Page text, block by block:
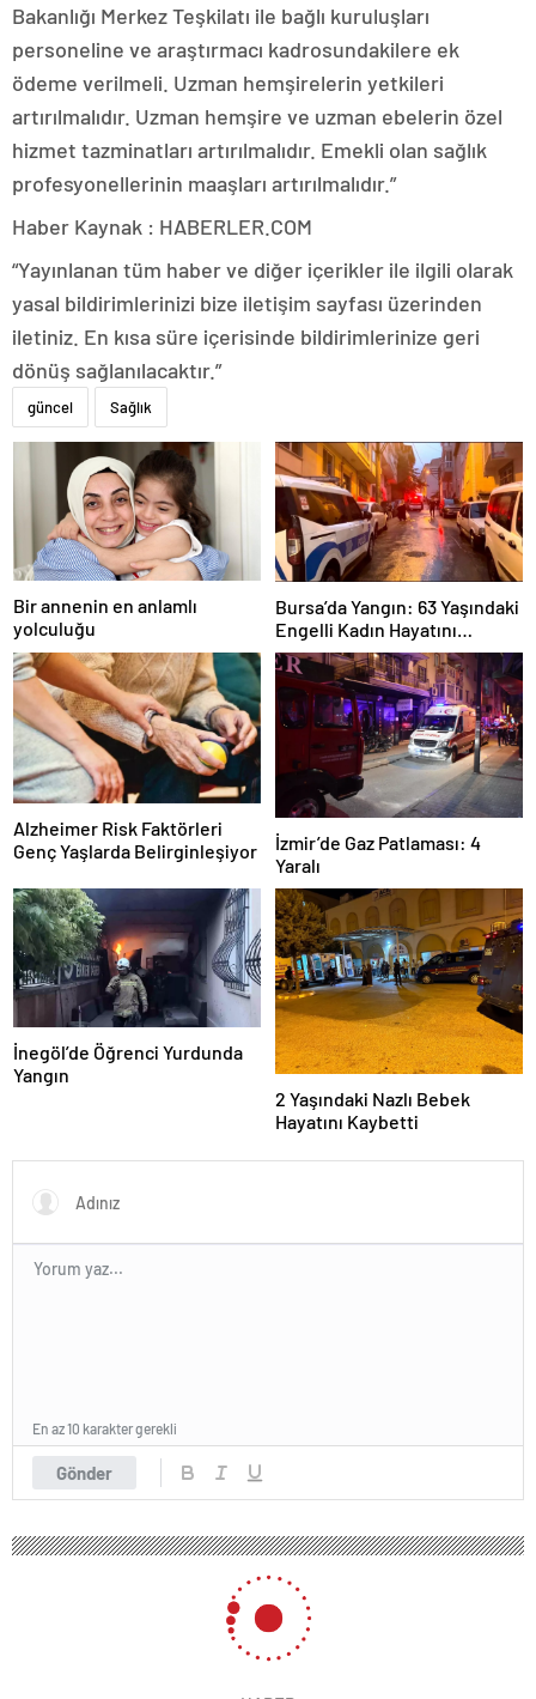
Bakanlığı Merkez Teşkilatı ile bağlı kuruluşları
personeline ve araştırmacı kadrosundakilere ek
ödeme verilmeli. Uzman hemşirelerin yetkileri
artırılmalıdır. Uzman hemşire ve uzman ebelerin özel
hizmet tazminatları artırılmalıdır. Emekli olan sağlık
profesyonellerinin maaşları artırılmalıdır.”
Haber Kaynak : HABERLER.COM
“Yayınlanan tüm haber ve diğer içerikler ile ilgili olarak
yasal bildirimlerinizi bize iletişim sayfası üzerinden
iletiniz. En kısa süre içerisinde bildirimlerinize geri
dönüş sağlanılacaktır.”
güncel Sağlık
Bir annenin en anlamlı
yolculuğu
Bursa’da Yangın: 63 Yaşındaki
Engelli Kadın Hayatını
Kaybetti
Alzheimer Risk Faktörleri
Genç Yaşlarda Belirginleşiyor
İzmir’de Gaz Patlaması: 4
Yaralı
İnegöl’de Öğrenci Yurdunda
Yangın
2 Yaşındaki Nazlı Bebek
Hayatını Kaybetti
Gönder
En az 10 karakter gerekli